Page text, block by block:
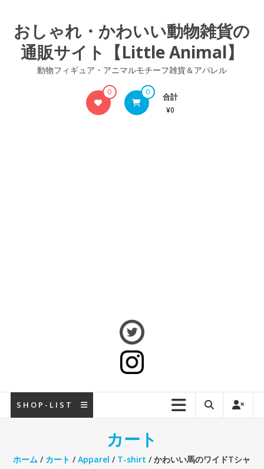
おしゃれ・かわいい動物雑貨の
通販サイト【Little Animal】
動物フィギュア・アニマルモチーフ雑貨＆アパレル
0 0 合計
¥0
S H O P - L I S T
カート
ホーム / カート /Apparel / T-shirt / かわいい馬のワイドTシャ